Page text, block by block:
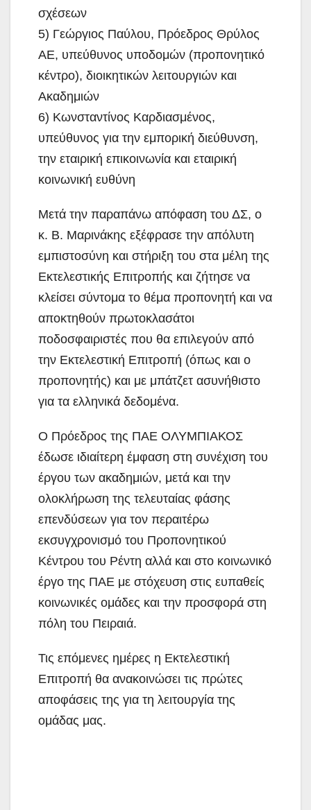
σχέσεων
5) Γεώργιος Παύλου, Πρόεδρος Θρύλος
ΑΕ, υπεύθυνος υποδομών (προπονητικό
κέντρο), διοικητικών λειτουργιών και
Ακαδημιών
6) Κωνσταντίνος Καρδιασμένος,
υπεύθυνος για την εμπορική διεύθυνση,
την εταιρική επικοινωνία και εταιρική
κοινωνική ευθύνη
Μετά την παραπάνω απόφαση του ΔΣ, ο
κ. Β. Μαρινάκης εξέφρασε την απόλυτη
εμπιστοσύνη και στήριξη του στα μέλη της
Εκτελεστικής Επιτροπής και ζήτησε να
κλείσει σύντομα το θέμα προπονητή και να
αποκτηθούν πρωτοκλασάτοι
ποδοσφαιριστές που θα επιλεγούν από
την Εκτελεστική Επιτροπή (όπως και ο
προπονητής) και με μπάτζετ ασυνήθιστο
για τα ελληνικά δεδομένα.
Ο Πρόεδρος της ΠΑΕ ΟΛΥΜΠΙΑΚΟΣ
έδωσε ιδιαίτερη έμφαση στη συνέχιση του
έργου των ακαδημιών, μετά και την
ολοκλήρωση της τελευταίας φάσης
επενδύσεων για τον περαιτέρω
εκσυγχρονισμό του Προπονητικού
Κέντρου του Ρέντη αλλά και στο κοινωνικό
έργο της ΠΑΕ με στόχευση στις ευπαθείς
κοινωνικές ομάδες και την προσφορά στη
πόλη του Πειραιά.
Τις επόμενες ημέρες η Εκτελεστική
Επιτροπή θα ανακοινώσει τις πρώτες
αποφάσεις της για τη λειτουργία της
ομάδας μας.